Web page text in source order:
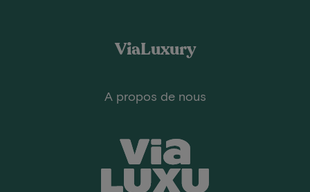
ViaLuxury
A propos de nous